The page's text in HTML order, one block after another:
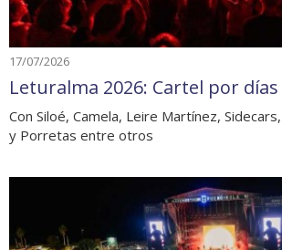
17/07/2026
Leturalma 2026: Cartel por días
Con Siloé, Camela, Leire Martínez,
y Porretas entre otros